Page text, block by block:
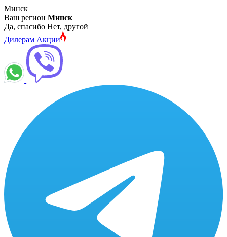
Минск
Ваш регион Минск
Да, спасибо Нет, другой
Дилерам Акции